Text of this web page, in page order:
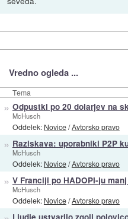
Vredno ogleda ...
Tema
» Odpustki po 20 dolarjev na
McHusch
Oddelek: Novice/Avtorsko pravo
» Raziskava: uporabniki P2P
McHusch
Oddelek: Novice/Avtorsko pravo
» V Franciji po HADOPI-ju
McHusch
Oddelek: Novice/Avtorsko pravo